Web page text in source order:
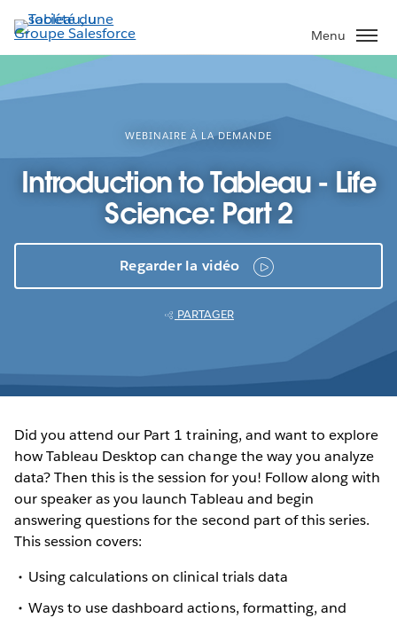
Aller
au
contenu
principal
Menu
WEBINAIRE À LA DEMANDE
Introduction to Tableau - Life
Science: Part 2
Regarder la vidéo
PARTAGER
Did you attend our Part 1 training, and want to explore
how Tableau Desktop can change the way you analyze
data? Then this is the session for you! Follow along with
our speaker as you launch Tableau and begin
answering questions for the second part of this series.
This session covers:
Using calculations on clinical trials data
Ways to use dashboard actions, formatting, and